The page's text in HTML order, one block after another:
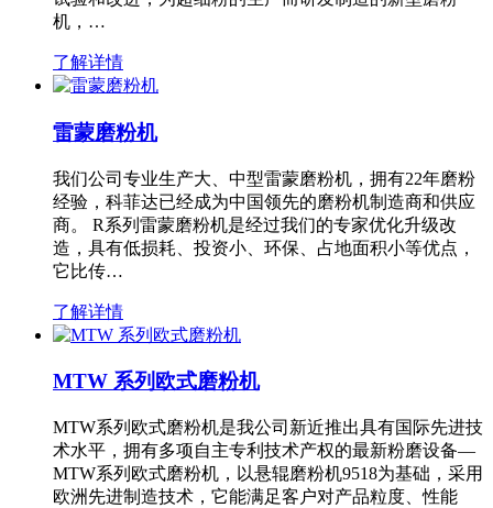
机，…
了解详情
雷蒙磨粉机
我们公司专业生产大、中型雷蒙磨粉机，拥有22年磨粉
经验，科菲达已经成为中国领先的磨粉机制造商和供应
商。 R系列雷蒙磨粉机是经过我们的专家优化升级改
造，具有低损耗、投资小、环保、占地面积小等优点，
它比传…
了解详情
MTW 系列欧式磨粉机
MTW系列欧式磨粉机是我公司新近推出具有国际先进技
术水平，拥有多项自主专利技术产权的最新粉磨设备—
MTW系列欧式磨粉机，以悬辊磨粉机9518为基础，采用
欧洲先进制造技术，它能满足客户对产品粒度、性能